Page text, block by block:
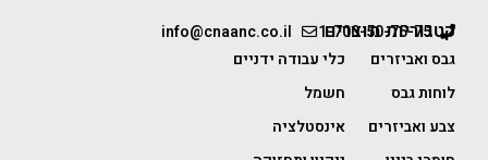
1-700-50-75-75
info@cnaanc.co.il קטגוריות מוצרים
גבס ואביזרים
לוחות גבס
צבע ואביזרים
כלי עבודה ידניים
חשמל
אינסטלציה